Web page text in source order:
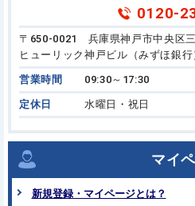
0120-
〒650-0021 兵庫県神戸市中央区
ヒューリック神戸ビル（みずほ銀
営業時間 09:30～17:30
定休日 水曜日・祝日
マイ
新規登録・マイページとは？